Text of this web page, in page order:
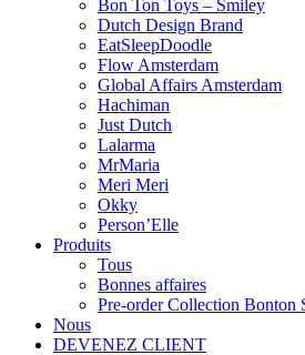
Bon Ton Toys – Smiley
Dutch Design Brand
EatSleepDoodle
Flow Amsterdam
Global Affairs Amsterdam
Hachiman
Just Dutch
Lalarma
MrMaria
Meri Meri
Okky
Person’Elle
Produits
Tous
Bonnes affaires
Pre-order Collection
Nous
DEVENEZ CLIENT